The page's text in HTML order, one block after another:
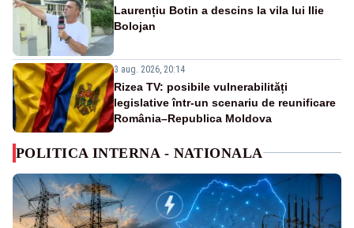
Laurențiu Botin a descins la vila lui Ilie
Bolojan
3 aug. 2026, 20:14
Rizea TV: posibile vulnerabilități
legislative într-un scenariu de reunificare
România–Republica Moldova
POLITICA INTERNA - NATIONALA